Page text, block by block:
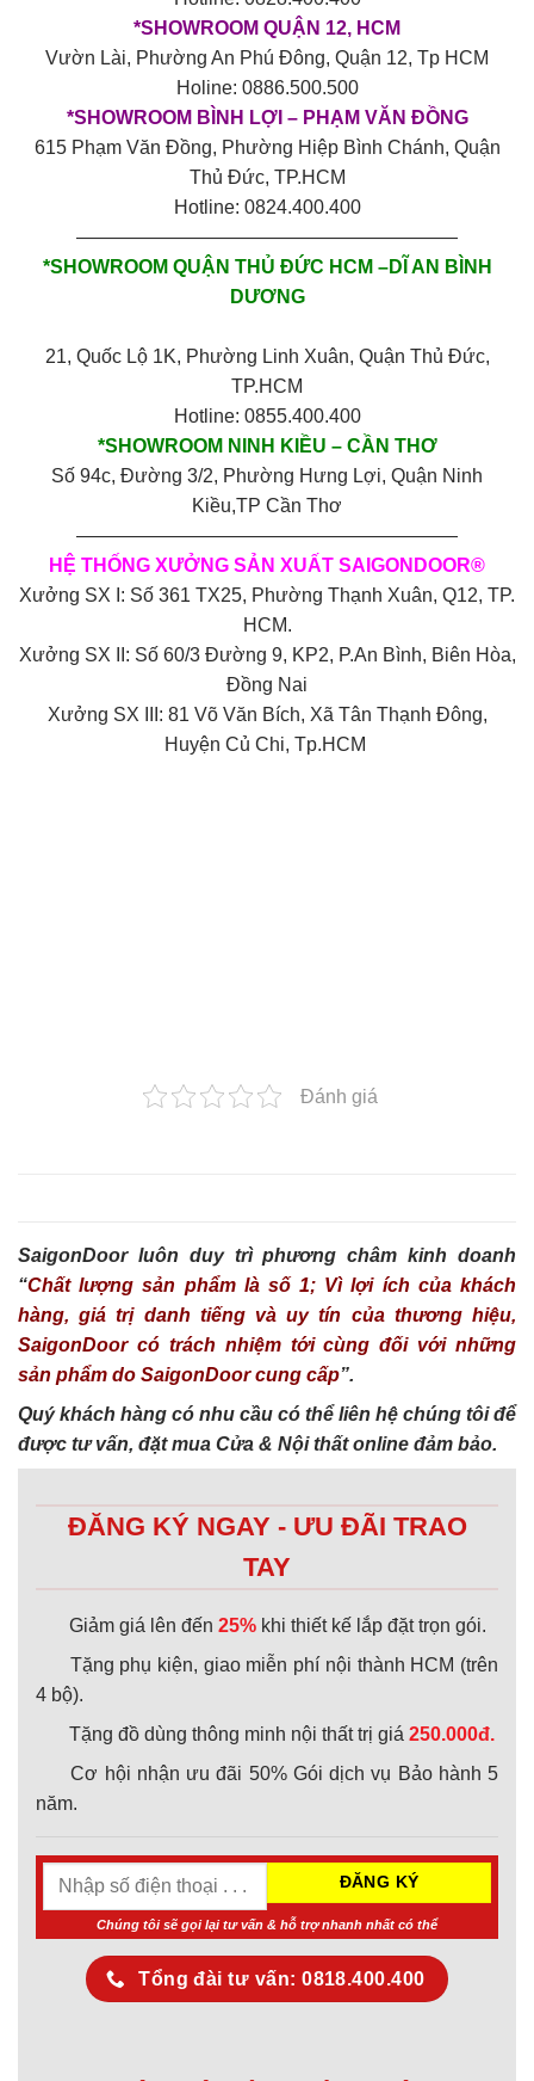
*SHOWROOM QUẬN 12, HCM
Vườn Lài, Phường An Phú Đông, Quận 12, Tp HCM
Holine: 0886.500.500
*SHOWROOM BÌNH LỢI – PHẠM VĂN ĐỒNG
615 Phạm Văn Đồng, Phường Hiệp Bình Chánh, Quận
Thủ Đức, TP.HCM
Hotline: 0824.400.400
————————————————————
*SHOWROOM QUẬN THỦ ĐỨC HCM –DĨ AN BÌNH
DƯƠNG
21, Quốc Lộ 1K, Phường Linh Xuân, Quận Thủ Đức,
TP.HCM
Hotline: 0855.400.400
*SHOWROOM NINH KIỀU – CẦN THƠ
Số 94c, Đường 3/2, Phường Hưng Lợi, Quận Ninh
Kiều,TP Cần Thơ
————————————————————
HỆ THỐNG XƯỞNG SẢN XUẤT SAIGONDOOR®
Xưởng SX I: Số 361 TX25, Phường Thạnh Xuân, Q12, TP.
HCM.
Xưởng SX II: Số 60/3 Đường 9, KP2, P.An Bình, Biên Hòa,
Đồng Nai
Xưởng SX III: 81 Võ Văn Bích, Xã Tân Thạnh Đông,
Huyện Củ Chi, Tp.HCM
Đánh giá
SaigonDoor luôn duy trì phương châm kinh doanh
“Chất lượng sản phẩm là số 1; Vì lợi ích của khách
hàng, giá trị danh tiếng và uy tín của thương hiệu,
SaigonDoor có trách nhiệm tới cùng đối với những
sản phẩm do SaigonDoor cung cấp”.
Quý khách hàng có nhu cầu có thể liên hệ chúng tôi để
được tư vấn, đặt mua Cửa & Nội thất online đảm bảo.
ĐĂNG KÝ NGAY - ƯU ĐÃI TRAO
TAY
Giảm giá lên đến 25% khi thiết kế lắp đặt trọn gói.
Tặng phụ kiện, giao miễn phí nội thành HCM (trên
4 bộ).
Tặng đồ dùng thông minh nội thất trị giá 250.000đ.
Cơ hội nhận ưu đãi 50% Gói dịch vụ Bảo hành 5
năm.
Chúng tôi sẽ gọi lại tư vấn & hỗ trợ nhanh nhất có thể
Tổng đài tư vấn: 0818.400.400